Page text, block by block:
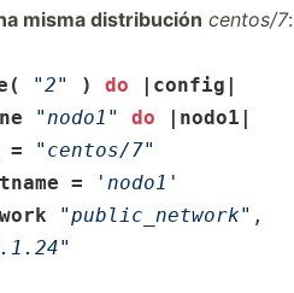
misma distri­bución centos/7:
"­2" ) do | config |
"­nod­o1" do |nodo1|
=
"­cen­tos­/7"
­tname =
'nodo1'
"­pub­lic­_ne­two­rk" ,